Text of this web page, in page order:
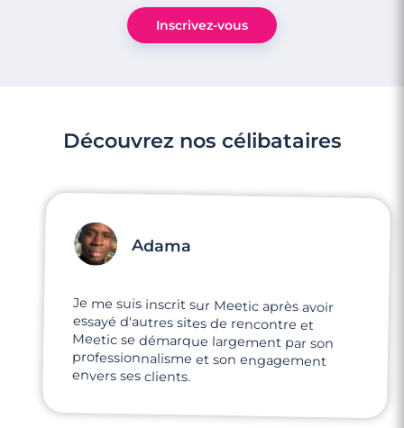
Inscrivez-vous
Découvrez nos célibataires
Adama
Je me suis inscrit sur Meetic après avoir
essayé d'autres sites de rencontre et
Meetic se démarque largement par son
professionnalisme et son engagement
envers ses clients.